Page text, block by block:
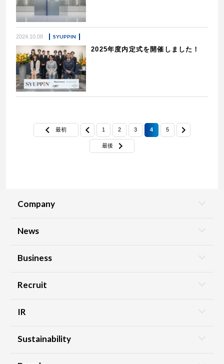
2024.10.08 SYUPPIN
2025年度内定式を開催しました！
最初 1 2 3 4 5
最後
Company
News
Business
Recruit
IR
Sustainability